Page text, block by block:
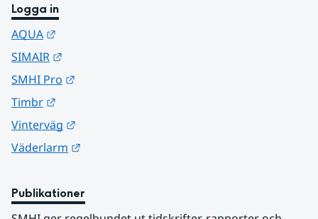
Logga in
AQUA
SIMAIR
SMHI Pro
Timbr
Vinterväg
Väderlarm
Publikationer